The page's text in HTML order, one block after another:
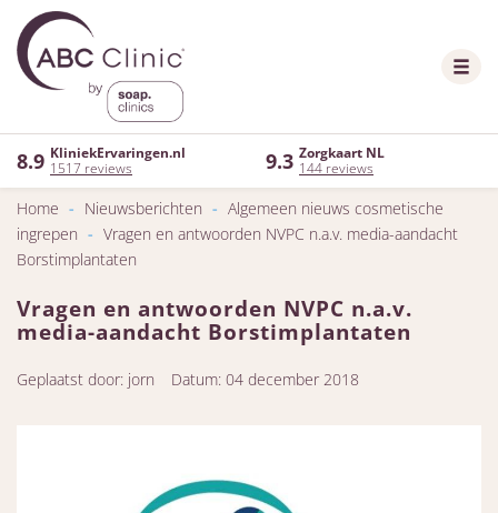
8.9 KliniekErvaringen.nl
1517 reviews
9.3 Zorgkaart NL
144 reviews
Home - Nieuwsberichten - Algemeen nieuws cosmetische
ingrepen - Vragen en antwoorden NVPC n.a.v. media-aandacht
Borstimplantaten
Vragen en antwoorden NVPC n.a.v.
media-aandacht Borstimplantaten
Geplaatst door: jorn Datum: 04 december 2018